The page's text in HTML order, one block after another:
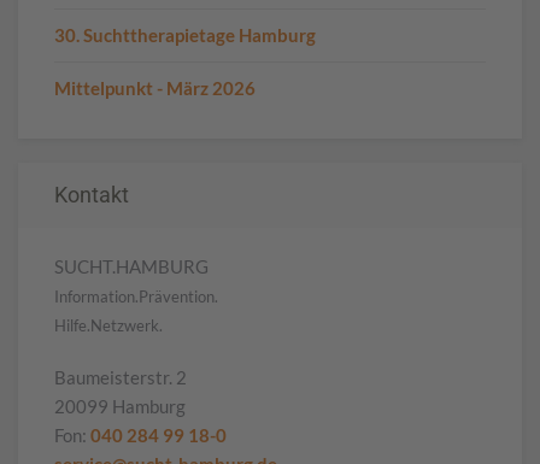
30. Suchttherapietage Hamburg
Mittelpunkt - März 2026
Kontakt
SUCHT.HAMBURG
Information.Prävention.
Hilfe.Netzwerk.
Baumeisterstr. 2
20099 Hamburg
Fon: 040 284 99 18-0